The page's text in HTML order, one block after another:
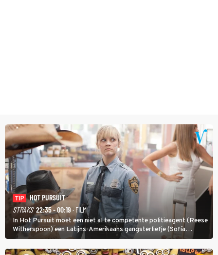
TIP
HOT PURSUIT
STRAKS 22:35 - 00:19 · FILM
In Hot Pursuit moet een niet al te competente politieagent (Reese
Witherspoon) een Latijns-Amerikaans gangsterliefje (Sofía
Vergara) beschermen tegen corrupte agenten en moordlustige
maffiatypes.